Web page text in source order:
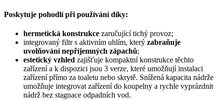
Poskytuje pohodlí při používání díky:
hermetická konstrukce zaručující tichý provoz;
integrovaný filtr s aktivním uhlím, který zabraňuje
uvolňování nepříjemných zápachů;
estetický vzhled zajišťuje kompaktní konstrukce těchto
zařízení a k dispozici jsou 3 verze, které umožňují instalaci
zařízení přímo za toaletu nebo skrytě. Snížená kapacita nádrže
umožňuje integrovat zařízení do koupelny a rychle vyprázdnit
nádrž bez stagnace odpadních vod.